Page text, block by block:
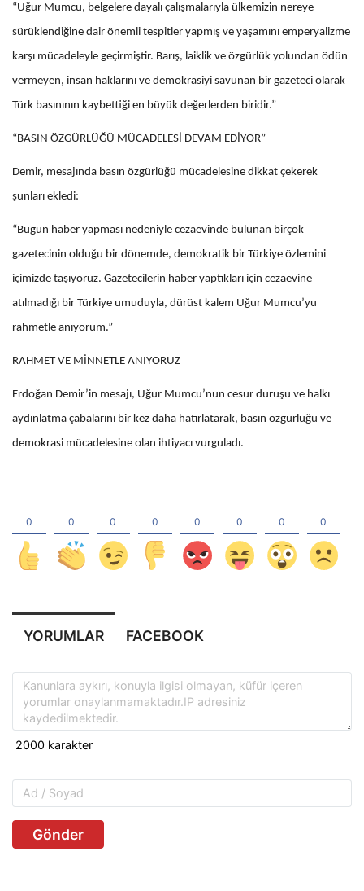
“Uğur Mumcu, belgelere dayalı çalışmalarıyla ülkemizin nereye
sürüklendiğine dair önemli tespitler yapmış ve yaşamını emperyalizme
karşı mücadeleyle geçirmiştir. Barış, laiklik ve özgürlük yolundan ödün
vermeyen, insan haklarını ve demokrasiyi savunan bir gazeteci olarak
Türk basınının kaybettiği en büyük değerlerden biridir.”
“BASIN ÖZGÜRLÜĞÜ MÜCADELESİ DEVAM EDİYOR”
Demir, mesajında basın özgürlüğü mücadelesine dikkat çekerek
şunları ekledi:
“Bugün haber yapması nedeniyle cezaevinde bulunan birçok
gazetecinin olduğu bir dönemde, demokratik bir Türkiye özlemini
içimizde taşıyoruz. Gazetecilerin haber yaptıkları için cezaevine
atılmadığı bir Türkiye umuduyla, dürüst kalem Uğur Mumcu’yu
rahmetle anıyorum.”
RAHMET VE MİNNETLE ANIYORUZ
Erdoğan Demir’in mesajı, Uğur Mumcu’nun cesur duruşu ve halkı
aydınlatma çabalarını bir kez daha hatırlatarak, basın özgürlüğü ve
demokrasi mücadelesine olan ihtiyacı vurguladı.
YORUMLAR FACEBOOK
Gönder